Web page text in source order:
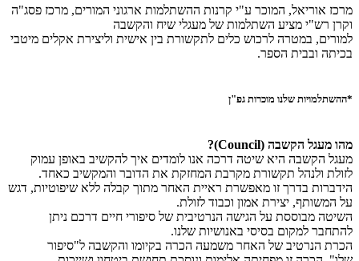
מרכז אוריאל, המוכר ע"י קרנות ההשתלמות ארגוני המורים, מרכז פסג"ה
וקרן רש"י מציע השתלמות של מעגלי שיח והקשבה
למורים, במטרה לרכוש כלים לתקשורת בין אישית וליצירת אקלים מיטבי
בכיתה ובבית הספר.
*ההשתלמויות שלנו מוכרות גפ"ן
מהו מעגל הקשבה (Council)?
מעגל הקשבה היא שיטה דרכה אנו לומדים איך להקשיב באופן עמוק
לזולת ולנהל תקשורת מקרבת המחזקת את הדובר והמקשיב כאחד.
הידברות בדרך זו מאפשרת ראיית האחר מתוך קבלה ללא שיפוטיות, דגש
על המשותף, יצירת אמון וכבוד לזולת.
השיטה מבוססת על הגישה הנרטיבית של סיפורי חיים דרכם ניתן
להתחבר למקום בסיסי באנושיות שלנו.
הכרת הנרטיב של האחר משמעה הכרה בקיומו והקשבה ל"סיפור